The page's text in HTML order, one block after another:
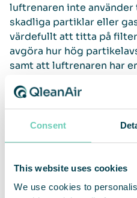
Consent
This website uses cookies
We use cookies to
luftrenaren inte
skadliga partiklar eller
värdefullt att titta på
avgöra hur hög
samt att luftrenaren har
remote för att
optimal dygnsdrift eller
Certifieringar och
Välj en luftrenare som är
krav, men även för att få